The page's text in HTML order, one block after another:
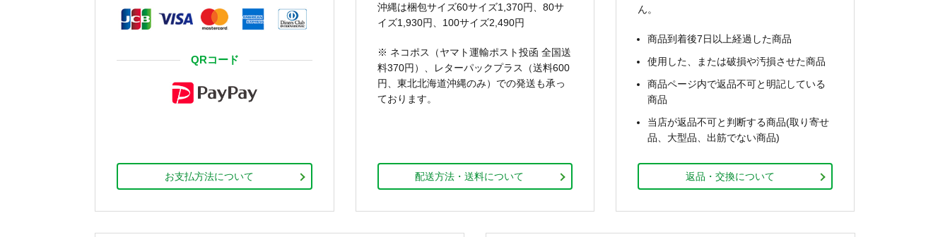
QRコード
お支払方法について
沖縄は梱包サイズ60サイズ1,370円、80サ
イズ1,930円、100サイズ2,490円
※ ネコポス（ヤマト運輸ポスト投函 全国送
料370円）、レターパックプラス（送料600
円、東北北海道沖縄のみ）での発送も承っ
ております。
配送方法・送料について
ん。
商品到着後7日以上経過した商品
使用した、または破損や汚損させた商品
商品ページ内で返品不可と明記している
商品
当店が返品不可と判断する商品(取り寄せ
品、大型品、出筋でない商品)
返品・交換について